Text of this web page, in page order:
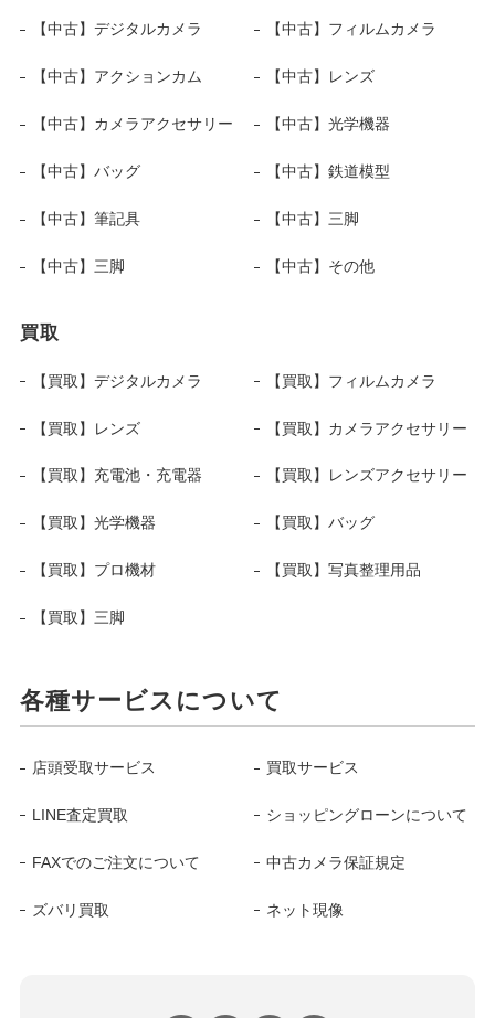
【中古】デジタルカメラ 【中古】フィルムカメラ
【中古】アクションカム 【中古】レンズ
【中古】カメラアクセサリー 【中古】光学機器
【中古】バッグ 【中古】鉄道模型
【中古】筆記具 【中古】三脚
【中古】三脚 【中古】その他
買取
【買取】デジタルカメラ 【買取】フィルムカメラ
【買取】レンズ 【買取】カメラアクセサリー
【買取】充電池・充電器 【買取】レンズアクセサリー
【買取】光学機器 【買取】バッグ
【買取】プロ機材 【買取】写真整理用品
【買取】三脚
各種サービスについて
店頭受取サービス 買取サービス
LINE査定買取 ショッピングローンについて
FAXでのご注文について 中古カメラ保証規定
ズバリ買取 ネット現像